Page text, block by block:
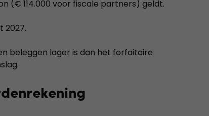
(€ 114.000 voor fiscale partners) geldt.
2027.
beleggen lager is dan het forfaitaire